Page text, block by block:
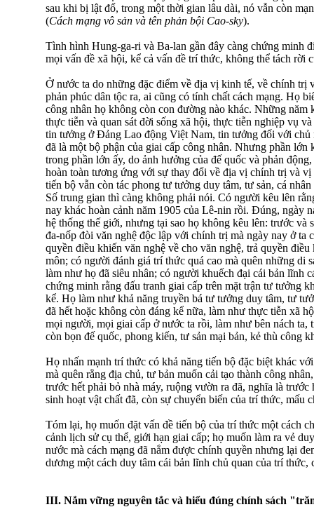
sau khi bị lật đổ, trong một thời gian lâu dài, nó vẫn còn
(Cách mạng vô sản và tên phản bội Cao-sky).
Tình hình Hung-ga-ri và Ba-lan gần đây càng chứng minh
mọi vấn đề xã hội, kể cả vấn đề trí thức, không thể tách rời
Ở nước ta do những đặc điểm về địa vị kinh tế, về chính trị
phản phúc dân tộc ra, ai cũng có tính chất cách mạng. Họ
công nhân họ không còn con đường nào khác. Những năm
thực tiễn và quan sát đời sống xã hội, thực tiễn nghiệp vụ
tin tưởng ở Đảng Lao động Việt Nam, tin tưởng đối với chủ
đã là một bộ phận của giai cấp công nhân. Nhưng phần lớn
trong phần lớn ấy, do ảnh hưởng của đế quốc và phản
hoàn toàn tương ứng với sự thay đổi về địa vị chính trị và
tiến bộ vẫn còn tác phong tư tưởng duy tâm, tư sản, cá
Số trung gian thì càng không phải nói. Có người kêu lên
nay khác hoàn cảnh năm 1905 của Lê-nin rồi. Đúng, ngày
hệ thống thế giới, nhưng tại sao họ không kêu lên: trước và
đa-nốp đòi văn nghệ độc lập với chính trị mà ngày nay ở ta
quyền điều khiến văn nghệ về cho văn nghệ, trả quyền
môn; có người đánh giá trí thức quá cao mà quên những di
làm như họ đã siêu nhân; có người khuếch đại cái bản lĩnh
chứng minh rằng đấu tranh giai cấp trên mặt trận tư tưởng
kể. Họ làm như khả năng truyền bá tư tưởng duy tâm, tư
đã hết hoặc không còn đáng kể nữa, làm như thực tiễn xã
mọi người, mọi giai cấp ở nước ta rồi, làm như bên nách ta,
còn bọn đế quốc, phong kiến, tư sản mại bản, kẻ thù công
Họ nhấn mạnh trí thức có khả năng tiến bộ đặc biệt khác
mà quên rằng địa chủ, tư bản muốn cải tạo thành công
trước hết phải bỏ nhà máy, ruộng vườn ra đã, nghĩa là trước
sinh hoạt vật chất đã, còn sự chuyển biến của trí thức, mấu
Tóm lại, họ muốn đặt vấn đề tiến bộ của trí thức một cách
cảnh lịch sử cụ thể, giới hạn giai cấp; họ muốn làm ra vẻ
nước mà cách mạng đã nắm được chính quyền nhưng lại
dương một cách duy tâm cái bản lĩnh chủ quan của trí thức,
III. Nắm vững nguyên tắc và hiểu đúng chính sách